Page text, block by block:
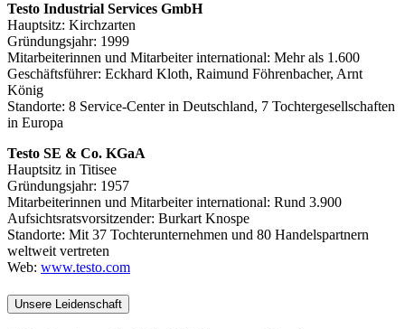
Testo Industrial Services GmbH
Hauptsitz: Kirchzarten
Gründungsjahr: 1999
Mitarbeiterinnen und Mitarbeiter international: Mehr als 1.600
Geschäftsführer: Eckhard Kloth, Raimund Föhrenbacher, Arnt
König
Standorte: 8 Service-Center in Deutschland, 7 Tochtergesellschaften
in Europa
Testo SE & Co. KGaA
Hauptsitz in Titisee
Gründungsjahr: 1957
Mitarbeiterinnen und Mitarbeiter international: Rund 3.900
Aufsichtsratsvorsitzender: Burkart Knospe
Standorte: Mit 37 Tochterunternehmen und 80 Handelspartnern
weltweit vertreten
Web: www.testo.com
Unsere Leidenschaft